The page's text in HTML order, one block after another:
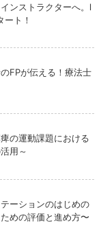
ンストラクターへ。l
ト！
FPが伝える！療法士
の運動課題における
用～
ーションのはじめの
めの評価と進め方〜